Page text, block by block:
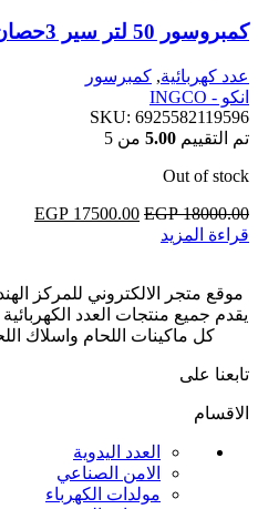
كمبروسور 50 لتر سير 3حصان AC300508 انكو
عدد كهربائية, كمبرسور
انكو - INGCO
SKU: 6925582119596
تم التقييم 5.00 من 5
Out of stock
EGP18000.00
السعر
EGP 17500.00
السعر
قراءة المزيد
موقع متجر الالكتروني للمركز
يقدم جميع منتجات العدد
كل ماكينات اللحام واسلاك
تابعنا على
الاقسام
العدد اليدوية
الامن الصناعي
مولدات الكهرباء